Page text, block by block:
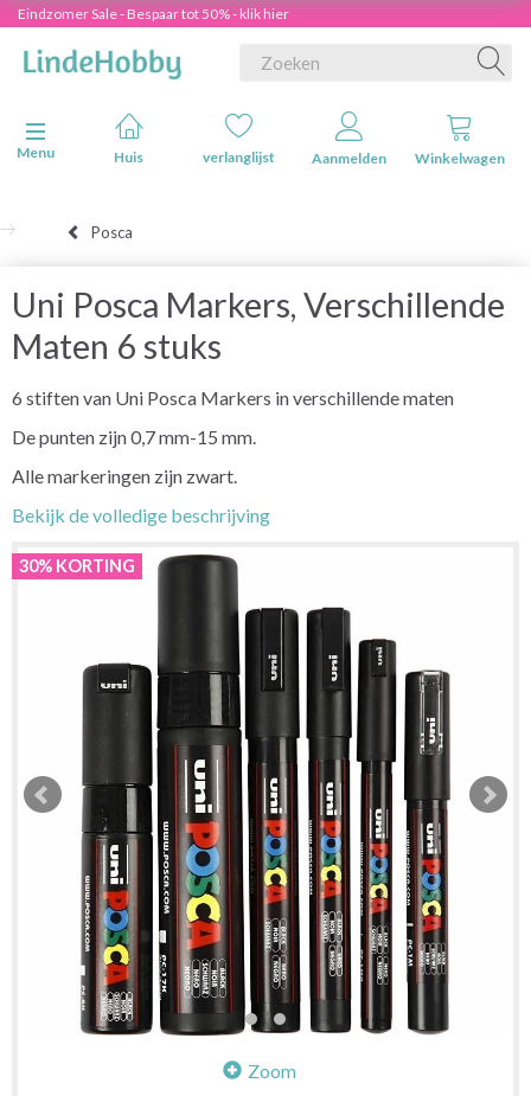
Eindzomer Sale - Bespaar tot 50% - klik hier
Navigatie in-/uitschakelen
Menu
Huis verlanglijst Aanmelden Winkelwagen
Posca
Uni Posca Markers, Verschillende
Maten 6 stuks
6 stiften van Uni Posca Markers in verschillende maten
De punten zijn 0,7 mm-15 mm.
Alle markeringen zijn zwart.
Bekijk de volledige beschrijving
30% KORTING
Zoom